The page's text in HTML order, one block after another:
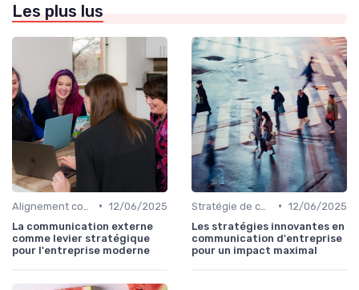
Les plus lus
• 12/06/2025
La communication externe
comme levier stratégique
pour l'entreprise moderne
• 12/06/2025
Les stratégies innovantes en
communication d'entreprise
pour un impact maximal